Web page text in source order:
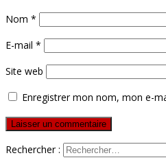
Nom *
E-mail *
Site web
Enregistrer mon nom, mon e-
Rechercher :